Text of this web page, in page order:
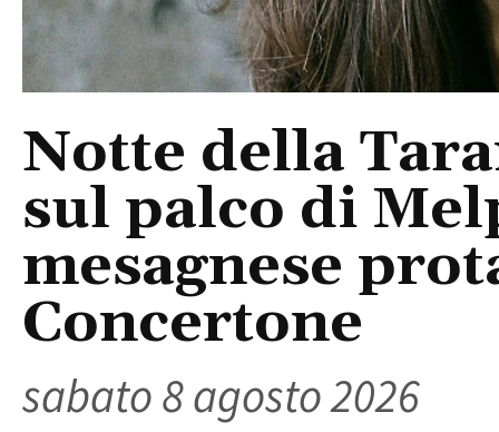
Notte della
sul palco di
mesagnese
Concertone
sabato 8 agosto 2026